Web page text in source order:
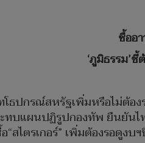
ซื้ออ
‘ภูมิธรรม’
โธปกรณ์สหรัฐเพิ่มหรือไม่ต้
ทบแผนปฏิรูปกองทัพ ยืนยันไ
สไตรเกอร์” เพิ่มต้องรอดูงบฯ